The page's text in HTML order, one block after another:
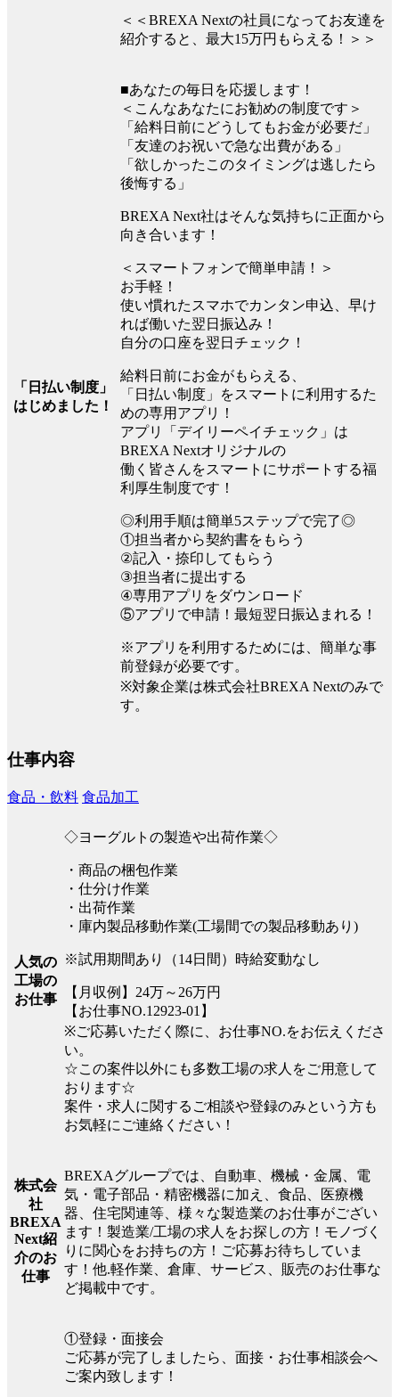
＜＜BREXA Nextの社員になってお友達を
紹介すると、最大15万円もらえる！＞＞
「日払い制度」
はじめました！
■あなたの毎日を応援します！
＜こんなあなたにお勧めの制度です＞
「給料日前にどうしてもお金が必要だ」
「友達のお祝いで急な出費がある」
「欲しかったこのタイミングは逃したら
後悔する」
BREXA Next社はそんな気持ちに正面から
向き合います！
＜スマートフォンで簡単申請！＞
お手軽！
使い慣れたスマホでカンタン申込、早け
れば働いた翌日振込み！
自分の口座を翌日チェック！
給料日前にお金がもらえる、
「日払い制度」をスマートに利用するた
めの専用アプリ！
アプリ「デイリーペイチェック」は
BREXA Nextオリジナルの
働く皆さんをスマートにサポートする福
利厚生制度です！
◎利用手順は簡単5ステップで完了◎
①担当者から契約書をもらう
②記入・捺印してもらう
③担当者に提出する
④専用アプリをダウンロード
⑤アプリで申請！最短翌日振込まれる！
※アプリを利用するためには、簡単な事
前登録が必要です。
※対象企業は株式会社BREXA Nextのみで
す。
仕事内容
食品・飲料 食品加工
人気の
工場の
お仕事
◇ヨーグルトの製造や出荷作業◇
・商品の梱包作業
・仕分け作業
・出荷作業
・庫内製品移動作業(工場間での製品移動あり)
※試用期間あり（14日間）時給変動なし
【月収例】24万～26万円
【お仕事NO.12923-01】
※ご応募いただく際に、お仕事NO.をお伝えくださ
い。
☆この案件以外にも多数工場の求人をご用意して
おります☆
案件・求人に関するご相談や登録のみという方も
お気軽にご連絡ください！
株式会
社
BREXA
Next紹
介のお
仕事
BREXAグループでは、自動車、機械・金属、電
気・電子部品・精密機器に加え、食品、医療機
器、住宅関連等、様々な製造業のお仕事がござい
ます！製造業/工場の求人をお探しの方！モノづく
りに関心をお持ちの方！ご応募お待ちしていま
す！他.軽作業、倉庫、サービス、販売のお仕事な
ど掲載中です。
①登録・面接会
ご応募が完了しましたら、面接・お仕事相談会へ
ご案内致します！